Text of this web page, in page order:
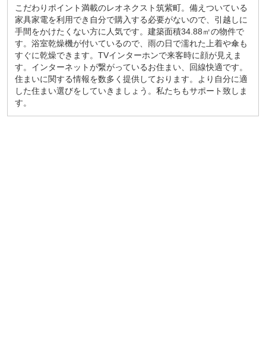
こだわりポイント満載のレオネクスト筑紫町。備えついている
家具家電を利用でき自分で購入する必要がないので、引越しに
手間をかけたくない方に人気です。建築面積34.88㎡の物件で
す。浴室乾燥機が付いているので、雨の日で濡れた上着や傘も
すぐに乾燥できます。TVインターホンで来客時に顔が見えま
す。インターネットが繋がっているお住まい、回線快適です。
住まいに関する情報を数多く提供しております。より自分に適
した住まい選びをしていきましょう。私たちもサポート致しま
す。